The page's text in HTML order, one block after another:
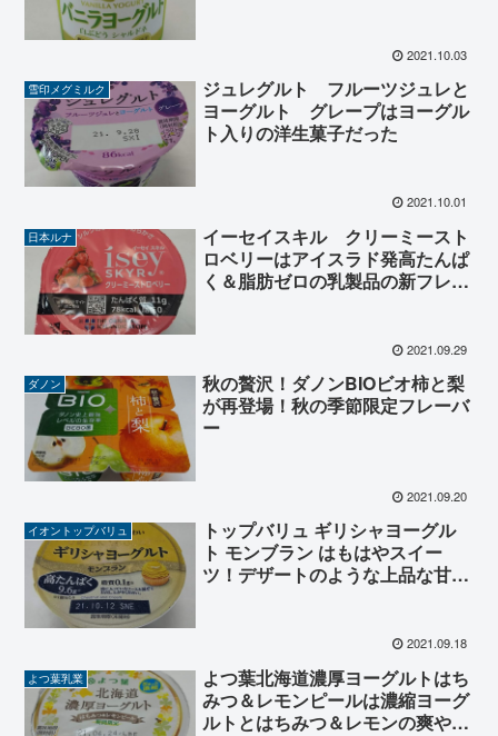
2021.10.03
雪印メグミルク
ジュレグルト フルーツジュレと
ヨーグルト グレープはヨーグル
ト入りの洋生菓子だった
2021.10.01
日本ルナ
イーセイスキル クリーミースト
ロベリーはアイスラド発高たんぱ
く＆脂肪ゼロの乳製品の新フレー
2021.09.29
ダノン
秋の贅沢！ダノンBIOビオ柿と梨
が再登場！秋の季節限定フレーバ
ー
2021.09.20
イオントップバリュ
トップバリュ ギリシャヨーグル
ト モンブラン はもはやスイー
ツ！デザートのような上品な甘
2021.09.18
よつ葉乳業
よつ葉北海道濃厚ヨーグルトはち
みつ＆レモンピールは濃縮ヨーグ
ルトとはちみつ＆レモンの爽やか